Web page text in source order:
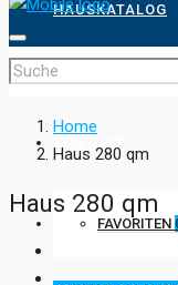
HAUSKATALOG
ANBIETER
FAVORITEN
Home
Haus 280 qm
Haus 280 qm